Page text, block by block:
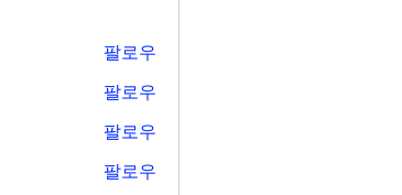
팔로우
팔로우
팔로우
팔로우